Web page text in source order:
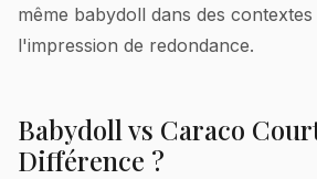
même babydoll dans des
l'impression de redondance.
Babydoll vs Caraco
Différence ?